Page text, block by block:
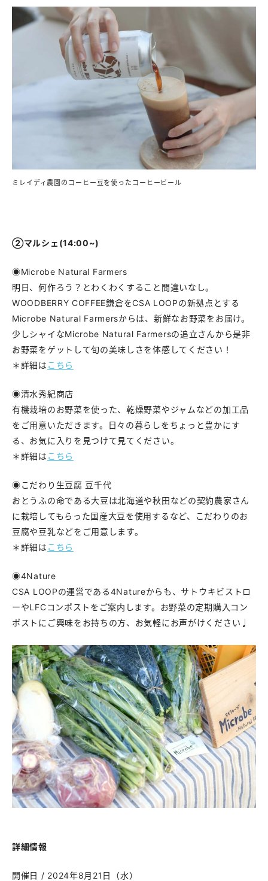
ミレイディ農園のコーヒー豆を使ったコーヒービール
②マルシェ(14:00~)
◉Microbe Natural Farmers
明日、何作ろう？とわくわくすること間違いなし。
WOODBERRY COFFEE鎌倉をCSA LOOPの新拠点とする
Microbe Natural Farmersからは、新鮮なお野菜をお届け。
少しシャイなMicrobe Natural Farmersの追立さんから是非
お野菜をゲットして旬の美味しさを体感してください！
＊詳細は こちら
◉清水秀紀商店
有機栽培のお野菜を使った、乾燥野菜やジャムなどの加工品
をご用意いただきます。日々の暮らしをちょっと豊かにす
る、お気に入りを見つけて見てください。
＊詳細は こちら
◉こだわり生豆腐 豆千代
おとうふの命である大豆は北海道や秋田などの契約農家さん
に栽培してもらった国産大豆を使用するなど、こだわりのお
豆腐や豆乳などをご用意します。
＊詳細は こちら
◉4Nature
CSA LOOPの運営である4Natureからも、サトウキビストロ
ーやLFCコンポストをご案内します。お野菜の定期購入コン
ポストにご興味をお持ちの方、お気軽にお声がけください♩
詳細情報
開催日 / 2024年8月21日（水）